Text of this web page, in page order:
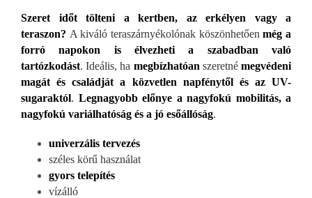
Szeret időt tölteni a kertben, az erkélyen vagy a
teraszon? A kiváló teraszárnyékolónak köszönhetőenmég a
forró napokon is élvezheti a szabadban való
tartózkodást. Ideális, ha megbízhatóan szeretnémegvédeni
magát és családját a közvetlen napfénytől és az UV-
sugaraktól. Legnagyobb előnye a nagyfokú mobilitás, a
nagyfokú variálhatóság és a jó esőállóság.
univerzális tervezés
széles körű használat
gyors telepítés
vízálló